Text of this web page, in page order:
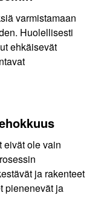
varmistamaan
Huolellisesti
ehkäisevät
eivät ole vain
ja rakenteet
pienenevät ja